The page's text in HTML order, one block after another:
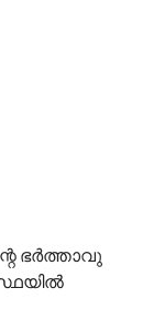
ഭർത്താവു